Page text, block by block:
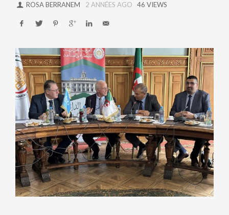
ROSA BERRANEM 2 ANNÉES AGO 46 VIEWS